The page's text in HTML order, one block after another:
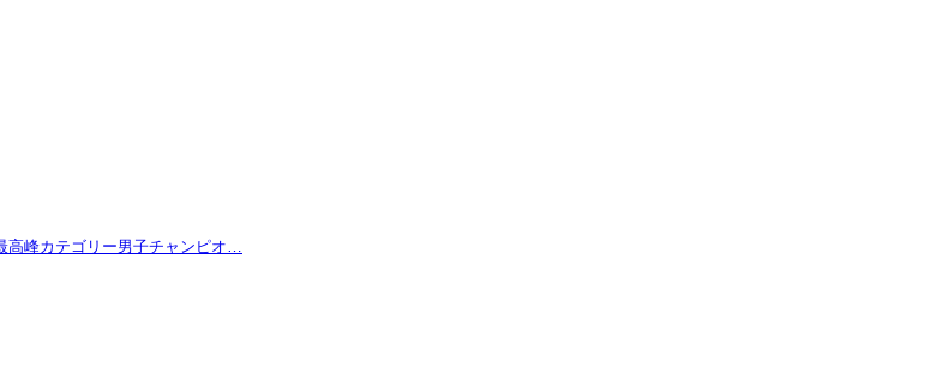
峰カテゴリー男子チャンピオ…